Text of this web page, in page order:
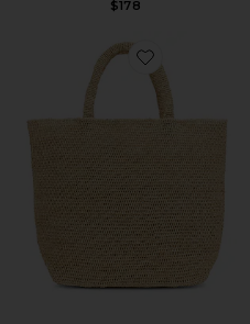
$178
Favorite СУМКА